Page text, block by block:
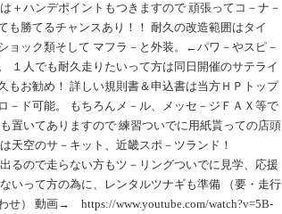
＋ハンデポイントもつきますので 頑張ってコ－ナ－
も勝てるチャンスあり！！ 耐久の改造範囲はタイ
ョック類そして マフラ－と外装。←パワ－やスピ－
１人でも耐久走りたいって方は同日開催のサテライ
もお勧め！ 詳しい規則書＆申込書は当方ＨＰトップ
－ド可能。 もちろんメ－ル、メッセ－ジＦＡＸ等で
置いてありますので 練習ついでに用紙貰っての店頭
天空のサ－キット、近畿スポ－ツランド！
るので走らない方もツ－リングついでに見学、応援
いって方の為に、レンタルツナギも準備 （要・走行
せ） 動画→ https://www.youtube.com/watch?v=5B-